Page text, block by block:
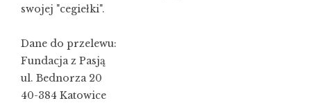
swojej "cegiełki".
Dane do przelewu:
Fundacja z Pasją
ul. Bednorza 20
40-384 Katowice